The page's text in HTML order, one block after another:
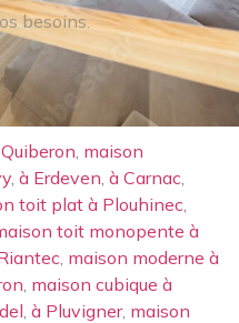
besoins.
Quiberon maison
à Erdeven à Carnac
toit plat à Plouhinec
toit monopente à
maison moderne à
maison cubique à
à Pluvigner, maison